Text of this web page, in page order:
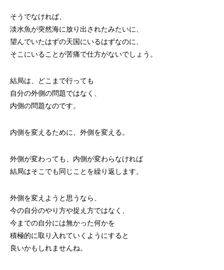
そうでなければ、
淡水魚が突然海に放り出されたみたいに、
望んでいたはずの天国にいるはずなのに、
そこにいることが苦痛で仕方がないでしょう。
結局は、どこまで行っても
自分の外側の問題ではなく、
内側の問題なのです。
内側を変えるために、外側を変える。
外側が変わっても、内側が変わらなければ
結局はそこでも同じことを繰り返します。
外側を変えようと思うなら、
今の自分のやり方や捉え方ではなく、
今までの自分には無かった何かを
積極的に取り入れていくようにすると
良いかもしれませんね。